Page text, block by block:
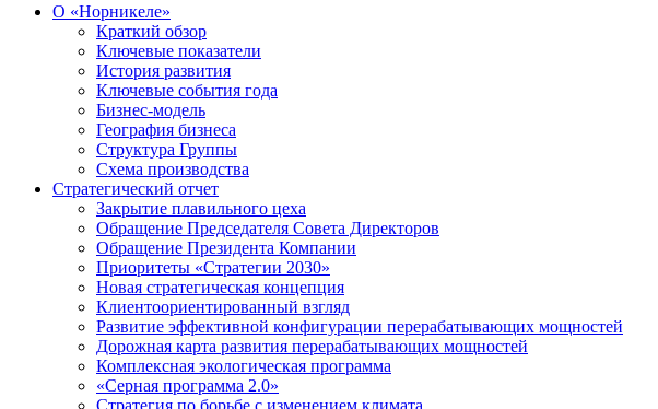
О «Норникеле»
Краткий обзор
Ключевые показатели
История развития
Ключевые события года
Бизнес-модель
География бизнеса
Структура Группы
Схема производства
Стратегический отчет
Закрытие плавильного цеха
Обращение Председателя Совета Директоров
Обращение Президента Компании
Приоритеты «Стратегии 2030»
Новая стратегическая концепция
Клиентоориентированный взгляд
Развитие эффективной конфигурации перерабатывающих мощностей
Дорожная карта развития перерабатывающих мощностей
Комплексная экологическая программа
«Серная программа 2.0»
Стратегия по борьбе с изменением климата